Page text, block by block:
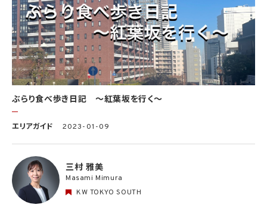
ぶらり食べ歩き日記 〜紅葉坂を行く〜
エリアガイド 2023-01-09
三村 雅美
Masami Mimura
KW TOKYO SOUTH